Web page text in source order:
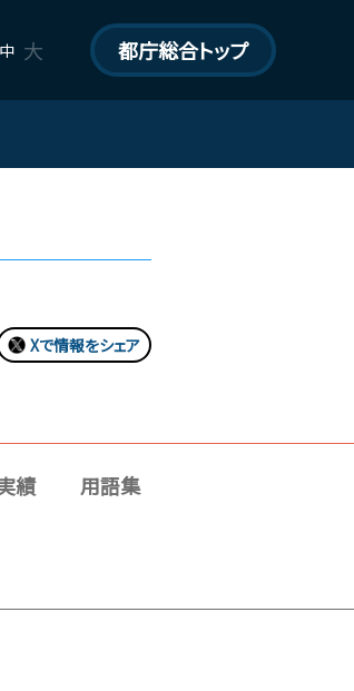
中 大 都庁総合トップ
Xで情報をシェア
績 用語集